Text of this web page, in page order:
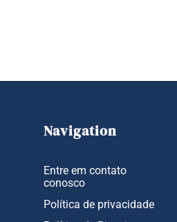
Navigation
Entre em contato
conosco
Política de privacidade